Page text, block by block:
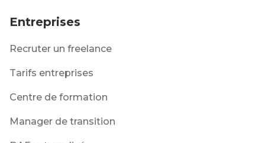
Entreprises
Recruter un freelance
Tarifs entreprises
Centre de formation
Manager de transition